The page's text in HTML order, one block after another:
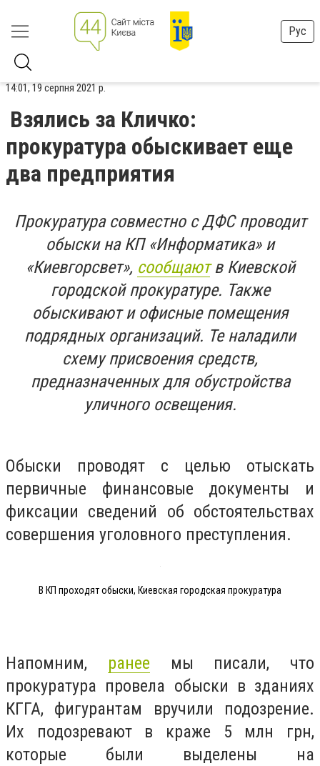
Рус
14:01, 19 серпня 2021 р.
Взялись за Кличко:
прокуратура обыскивает еще
два предприятия
Прокуратура совместно с ДФС проводит
обыски на КП «Информатика» и
«Киевгорсвет», сообщаютв Киевской
городской прокуратуре. Также
обыскивают и офисные помещения
подрядных организаций. Те наладили
схему присвоения средств,
предназначенных для обустройства
уличного освещения.
Обыски проводят с целью отыскать
первичные финансовые документы и
фиксации сведений об обстоятельствах
совершения уголовного преступления.
В КП проходят обыски, Киевская городская прокуратура
Напомним, ранее мы писали, что
прокуратура провела обыски в зданиях
КГГА, фигурантам вручили подозрение.
Их подозревают в краже 5 млн грн,
которые были выделены на